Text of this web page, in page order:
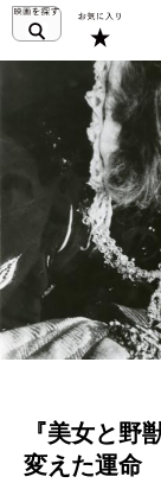
『美女と野
変えた運命